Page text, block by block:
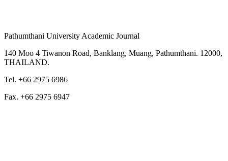
Pathumthani University Academic Journal
140 Moo 4 Tiwanon Road, Banklang, Muang, Pathumthani. 12000,
THAILAND.
Tel. +66 2975 6986
Fax. +66 2975 6947